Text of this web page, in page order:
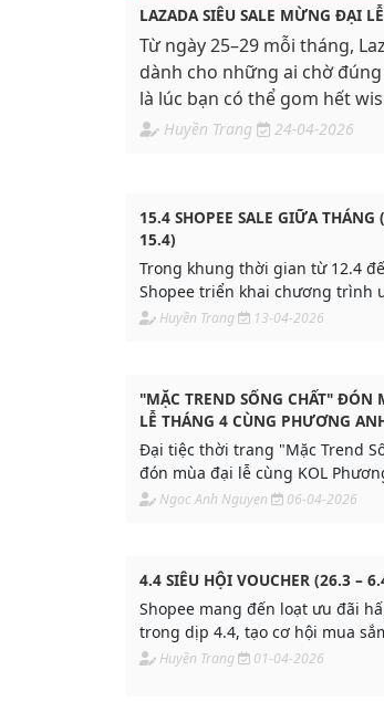
LAZADA SIÊU SALE MỪNG ĐẠI
Từ ngày 25–29 mỗi tháng,
dành cho những ai chờ
là lúc bạn có thể gom hết
Huyền Trang 24-04-2026
15.4 SHOPEE SALE GIỮA THÁNG
15.4)
Trong khung thời gian từ 12.4
Shopee triển khai chương trình
giữa tháng với nhiều khuyến mãi
Huyền Trang 13-04-2026
"MẶC TREND SỐNG CHẤT" ĐÓN
LỄ THÁNG 4 CÙNG PHƯƠNG
VÀ MCN ADPIA
Đại tiệc thời trang "Mặc Trend
đón mùa đại lễ cùng KOL
Payo và Adpia MCN. Săn ngay
tháng 4.
Ngoc Anh Nguyen 06-04-2026
4.4 SIÊU HỘI VOUCHER (26.3 –
Shopee mang đến loạt ưu đãi
trong dịp 4.4, tạo cơ hội mua
kiệm và gia tăng doanh số!
Huyền Trang 01-04-2026